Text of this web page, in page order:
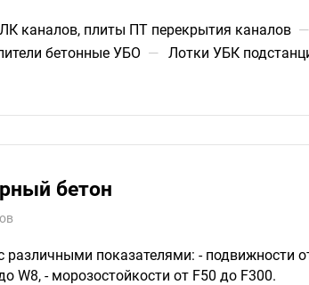
каналов, плиты ПТ перекрытия каналов —
бетонные УБО — Лотки УБК
бетон
различными показателями: - подвижности
W8, - морозостойкости от F50 до F300.